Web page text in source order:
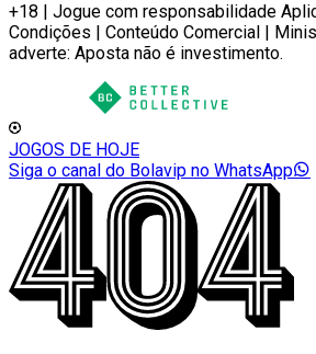
+18 | Jogue com responsabilidade
Condições | Conteúdo Comercial |
adverte: Aposta não é investimento.
JOGOS DE HOJE
Siga o canal do Bolavip no WhatsApp